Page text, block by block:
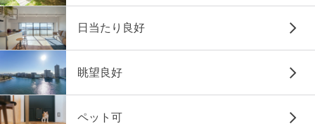
日当たり良好
眺望良好
ペット可